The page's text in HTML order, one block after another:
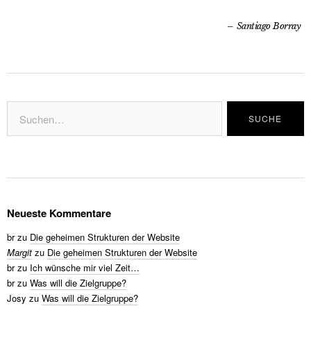
Santiago Borray
Neueste Kommentare
brzu Die geheimen Strukturen der Website
Margit zu Die geheimen Strukturen der Website
brzu Ich wünsche mir viel Zeit…
brzu Was will die Zielgruppe?
Josy zu Was will die Zielgruppe?